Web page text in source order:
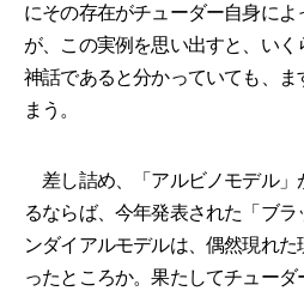
にその存在がチューダー自身に
が、この実例を思い出すと、いく
神話であると分かっていても、ま
まう。
差し詰め、「アルビノモデル」
るならば、今年発表された「ブラ
ンダイアルモデルは、偶然現れ
ったところか。果たしてチュー